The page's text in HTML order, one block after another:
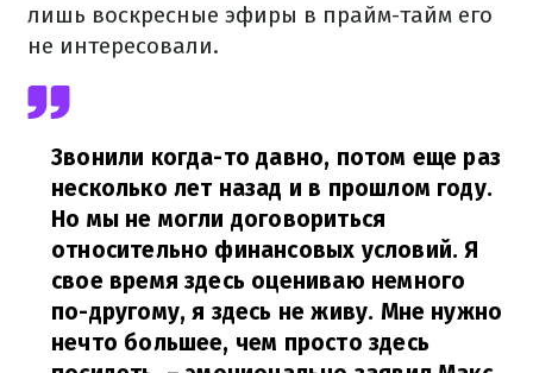
лишь воскресные эфиры в прайм-тайм его
не интересовали.
Звонили когда-то давно, потом еще раз
несколько лет назад и в прошлом году.
Но мы не могли договориться
относительно финансовых условий. Я
свое время здесь оцениваю немного
по-другому, я здесь не живу. Мне нужно
нечто большее, чем просто здесь